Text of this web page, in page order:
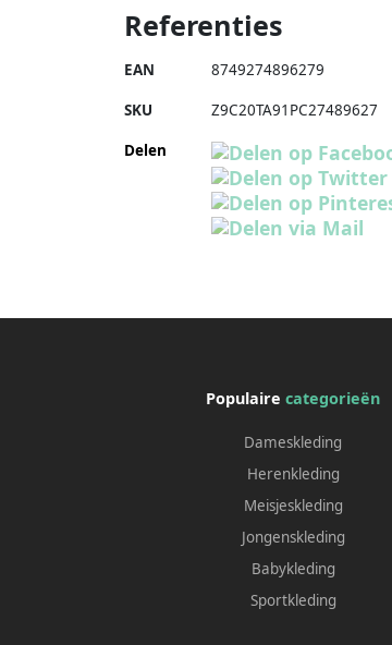
Referenties
EAN 8749274896279
SKU Z9C20TA91PC27489627
Delen
Populairecategorieën
Dameskleding
Herenkleding
Meisjeskleding
Jongenskleding
Babykleding
Sportkleding